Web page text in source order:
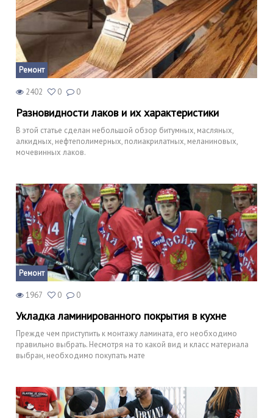
Ремонт
2402 0 0
Разновидности лаков и их характеристики
В этой статье сделан небольшой обзор битумных, масляных,
алкидных, нефтеполимерных, полиакрилатных, меланиновых,
мочевинных лаков.
Ремонт
1967 0 0
Укладка ламинированного покрытия в кухне
Прежде чем приступить к монтажу ламината, его необходимо
правильно выбрать. Несмотря на то какой вид и класс материала
выбран, необходимо покупать мате